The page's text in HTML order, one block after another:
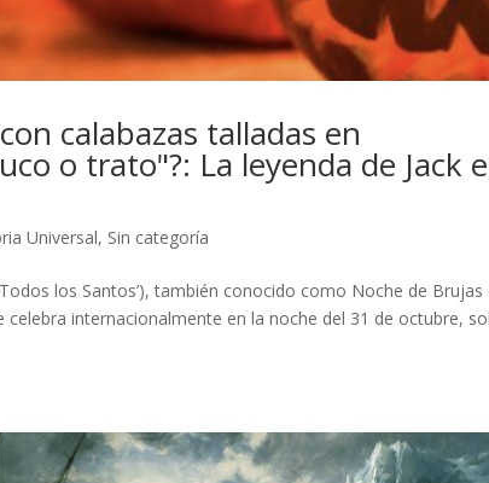
calabazas talladas en
o trato"?: La leyenda de Jack
Universal, Sin categoría
los Santos’), también conocido como Noche de Brujas
internacionalmente en la noche del 31 de octubre,